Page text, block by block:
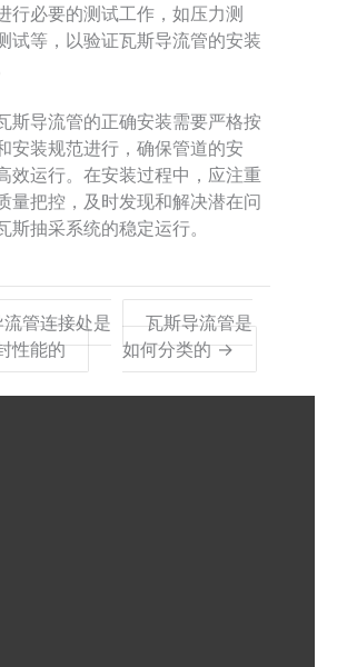
行必要的测试工作，如压力测
试等，以验证瓦斯导流管的安装
导流管的正确安装需要严格按
安装规范进行，确保管道的安
效运行。在安装过程中，应注重
量把控，及时发现和解决潜在问
斯抽采系统的稳定运行。
管连接处是
性能的
瓦斯导流管是
如何分类的 →